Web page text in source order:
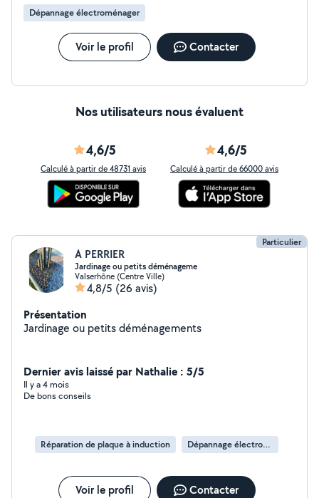
Dépannage électroménager
Voir le profil Contacter
Nos utilisateurs nous évaluent
4,6/5
Calculé à partir de 48731 avis
4,6/5
Calculé à partir de 66000 avis
Particulier
A PERRIER
Jardinage ou petits déménageme
Valserhône (Centre Ville)
4,8/5 (26 avis)
Présentation
Jardinage ou petits déménagements
Dernier avis laissé par Nathalie : 5/5
Il y a 4 mois
De bons conseils
Réparation de plaque à induction Dépannage électroménager
Voir le profil Contacter